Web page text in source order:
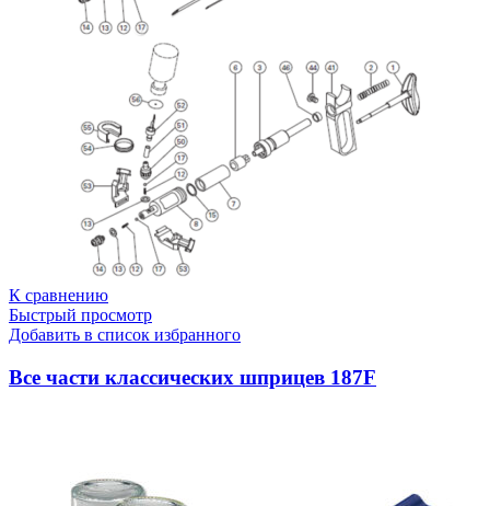
К сравнению
Быстрый просмотр
Добавить в список избранного
Все части классических шприцев 187F